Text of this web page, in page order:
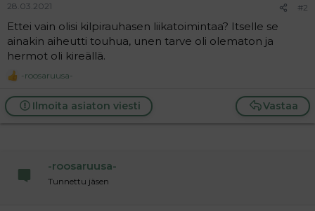
28.03.2021 #2
Ettei vain olisi kilpirauhasen liikatoimintaa? Itselle se
ainakin aiheutti touhua, unen tarve oli olematon ja
hermot oli kireällä.
R
a
c
t
-roosaruusa-
Vastaa
Ilmoita asiaton viesti
-roosaruusa-
Tunnettu jäsen